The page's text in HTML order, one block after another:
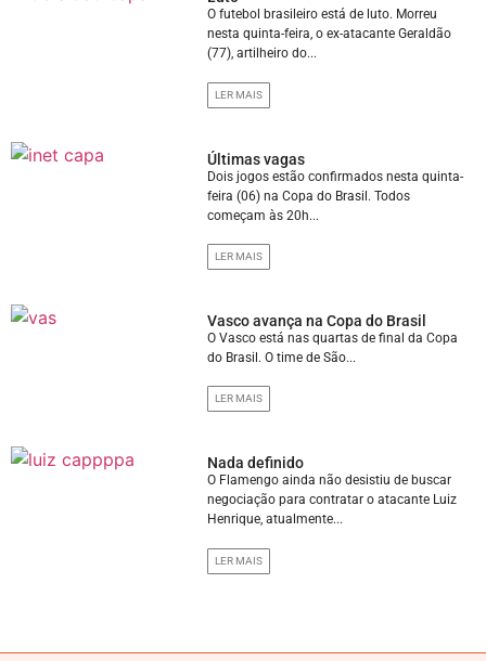
O futebol brasileiro está de luto. Morreu
nesta quinta-feira, o ex-atacante Geraldão
(77), artilheiro do...
LER MAIS
Últimas vagas
Dois jogos estão confirmados nesta quinta-
feira (06) na Copa do Brasil. Todos
começam às 20h...
LER MAIS
Vasco avança na Copa do Brasil
O Vasco está nas quartas de final da Copa
do Brasil. O time de São...
LER MAIS
Nada definido
O Flamengo ainda não desistiu de buscar
negociação para contratar o atacante Luiz
Henrique, atualmente...
LER MAIS